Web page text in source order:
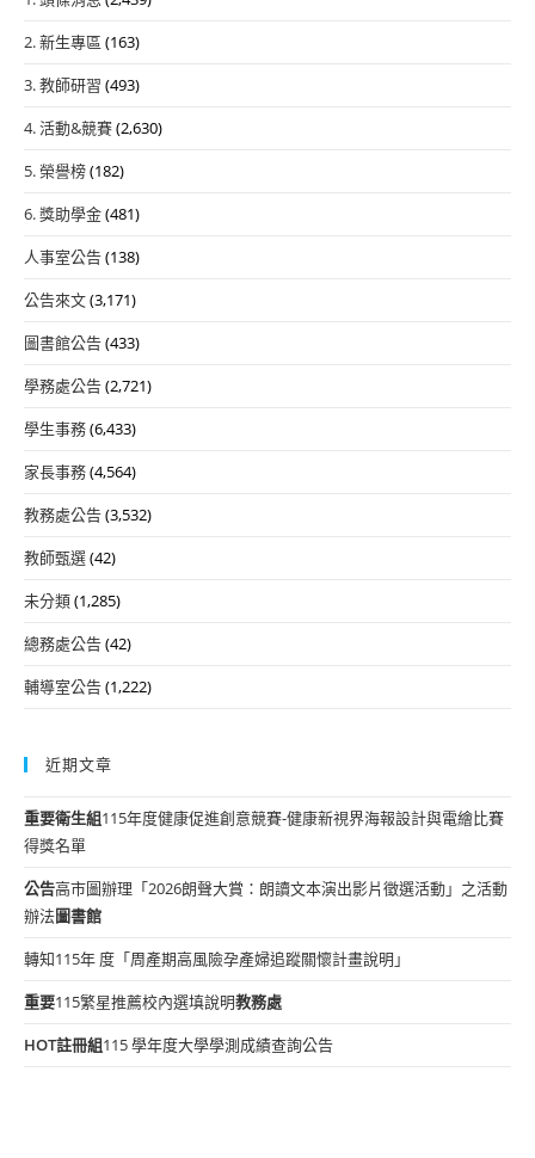
2. 新生專區 (163)
3. 教師研習 (493)
4. 活動&競賽(2,630)
5. 榮譽榜(182)
6. 獎助學金(481)
人事室公告(138)
公告來文(3,171)
圖書館公告(433)
學務處公告(2,721)
學生事務(6,433)
家長事務(4,564)
教務處公告(3,532)
教師甄選(42)
未分類(1,285)
總務處公告(42)
輔導室公告(1,222)
近期文章
重要衛生組115年度健康促進創意競賽-健康新視界海報設計與電繪比賽
得獎名單
公告高市圖辦理「2026朗聲大賞：朗讀文本演出影片徵選活動」之活動
辦法圖書館
轉知115年 度「周產期高風險孕產婦追蹤關懷計畫說明」
重要115繁星推薦校內選填說明教務處
HOT註冊組115 學年度大學學測成績查詢公告